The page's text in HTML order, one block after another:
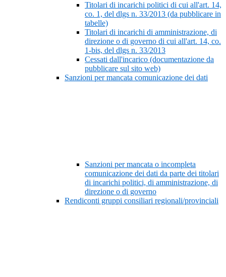
Titolari di incarichi politici di cui all'art. 14,
co. 1, del dlgs n. 33/2013 (da pubblicare in
tabelle)
Titolari di incarichi di amministrazione, di
direzione o di governo di cui all'art. 14, co.
1-bis, del dlgs n. 33/2013
Cessati dall'incarico (documentazione da
pubblicare sul sito web)
Sanzioni per mancata comunicazione dei dati
Sanzioni per mancata o incompleta
comunicazione dei dati da parte dei titolari
di incarichi politici, di amministrazione, di
direzione o di governo
Rendiconti gruppi consiliari regionali/provinciali